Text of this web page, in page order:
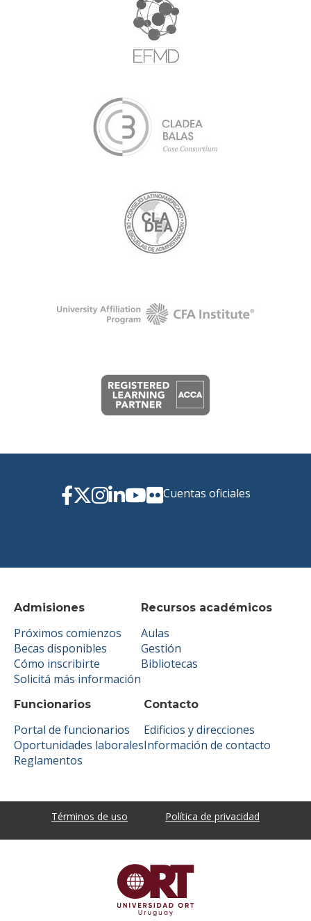
Admisiones
Próximos comienzos
Becas disponibles
Cómo inscribirte
Solicitá más información
Recursos académicos
Aulas
Gestión
Bibliotecas
Funcionarios
Portal de funcionarios
Oportunidades laborales
Reglamentos
Contacto
Edificios y direcciones
Información de contacto
Cuentas oficiales
Términos de uso Política de privacidad